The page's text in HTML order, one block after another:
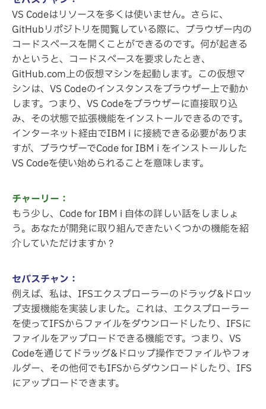
VS Codeはリソースを多くは使いません。さらに、
GitHubリポジトリを閲覧している際に、ブラウザー内の
コードスペースを開くことができるのです。何が起きる
かというと、コードスペースを要求したとき、
GitHub.com上の仮想マシンを起動します。この仮想マ
シンは、VS Codeのインスタンスをブラウザー上で動か
します。つまり、VS Codeをブラウザーに直接取り込
み、その状態で拡張機能をインストールできるのです。
インターネット経由でIBM i に接続できる必要がありま
すが、ブラウザーでCode for IBM i をインストールした
VS Codeを使い始められることを意味します。
チャーリー：
もう少し、Code for IBM i 自体の詳しい話をしましょ
う。あなたが開発に取り組んできたいくつかの機能を紹
介していただけますか？
セバスチャン：
例えば、私は、IFSエクスプローラーのドラッグ&ドロッ
プ支援機能を実装しました。これは、エクスプローラー
を使ってIFSからファイルをダウンロードしたり、IFSに
ファイルをアップロードできる機能です。つまり、VS
Codeを通じてドラッグ&ドロップ操作でファイルやフォ
ルダー、その他何でもIFSからダウンロードしたり、IFS
にアップロードできます。